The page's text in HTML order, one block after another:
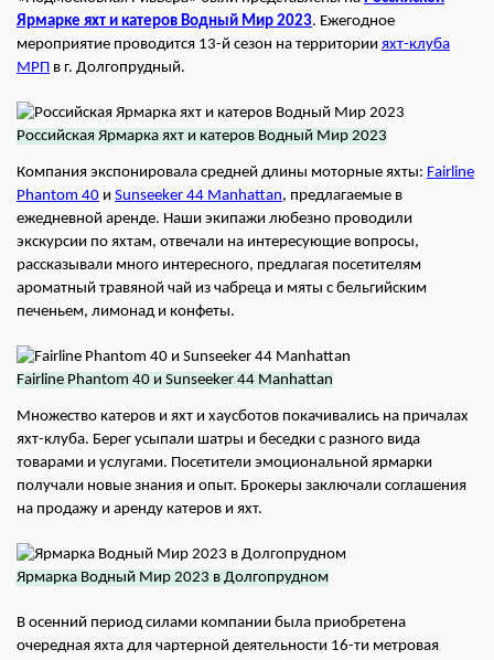
Ярмарке яхт и катеров Водный Мир 2023. Ежегодное
мероприятие проводится 13-й сезон на территории яхт-клуба
МРП в г. Долгопрудный.
Российская Ярмарка яхт и катеров Водный Мир 2023
Компания экспонировала средней длины моторные яхты: Fairline
Phantom 40 и Sunseeker 44 Manhattan, предлагаемые в
ежедневной аренде. Наши экипажи любезно проводили
экскурсии по яхтам, отвечали на интересующие вопросы,
рассказывали много интересного, предлагая посетителям
ароматный травяной чай из чабреца и мяты с бельгийским
печеньем, лимонад и конфеты.
Fairline Phantom 40 и Sunseeker 44 Manhattan
Множество катеров и яхт и хаусботов покачивались на причалах
яхт-клуба. Берег усыпали шатры и беседки с разного вида
товарами и услугами. Посетители эмоциональной ярмарки
получали новые знания и опыт. Брокеры заключали соглашения
на продажу и аренду катеров и яхт.
Ярмарка Водный Мир 2023 в Долгопрудном
В осенний период силами компании была приобретена
очередная яхта для чартерной деятельности 16-ти метровая